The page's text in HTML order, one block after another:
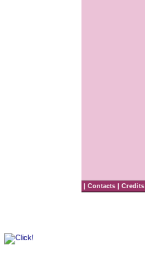
| Contacts | Credits